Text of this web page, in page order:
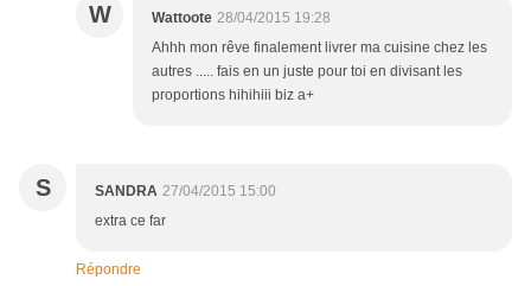
W Wattoote 28/04/2015 19:28
Ahhh mon rêve finalement livrer ma cuisine chez les
autres ..... fais en un juste pour toi en divisant les
proportions hihihiii biz a+
S SANDRA 27/04/2015 15:00
extra ce far
Répondre